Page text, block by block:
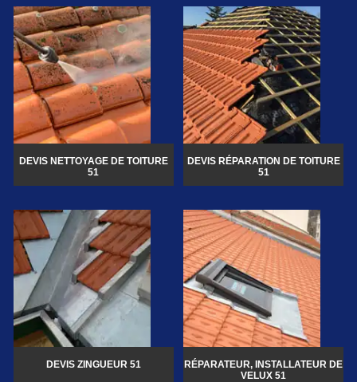
DEVIS NETTOYAGE DE TOITURE
51
DEVIS RÉPARATION DE TOITURE
51
DEVIS ZINGUEUR 51
RÉPARATEUR, INSTALLATEUR DE
VELUX 51